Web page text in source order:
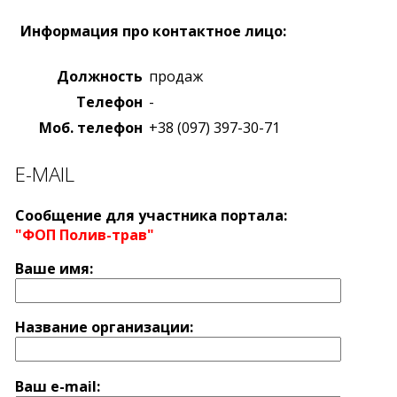
Информация про контактное лицо:
Должность продаж
Телефон -
Моб. телефон +38 (097) 397-30-71
E-MAIL
Сообщение для участника портала:
"ФОП Полив-трав"
Ваше имя:
Название оргaнизации:
Ваш e-mail: